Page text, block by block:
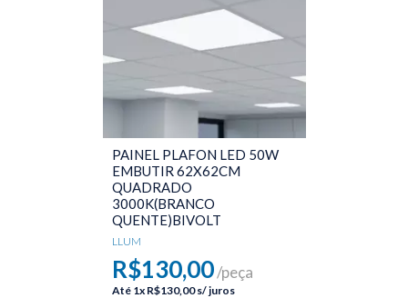
PAINEL PLAFON LED 50W
EMBUTIR 62X62CM
QUADRADO
3000K(BRANCO
QUENTE)BIVOLT
LLUM
R$130,00/peça
Até 1x R$130,00s/ juros